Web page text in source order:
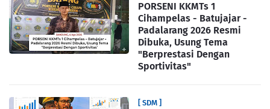
PORSENI KKMTs 1
Cihampelas - Batujajar -
Padalarang 2026 Resmi
Dibuka, Usung Tema
"Berprestasi Dengan
Sportivitas"
[ SDM ]